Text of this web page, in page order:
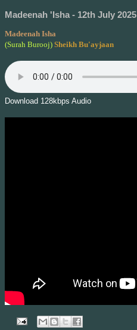
Madeenah 'Isha - 12th July 2025
Madeenah Isha
(Surah Burooj) Sheikh Bu'ayjaan
Download 128kbps Audio